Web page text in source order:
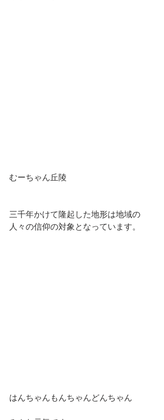
むーちゃん丘陵
三千年かけて隆起した地形は地域の
人々の信仰の対象となっています。
はんちゃんもんちゃんどんちゃん